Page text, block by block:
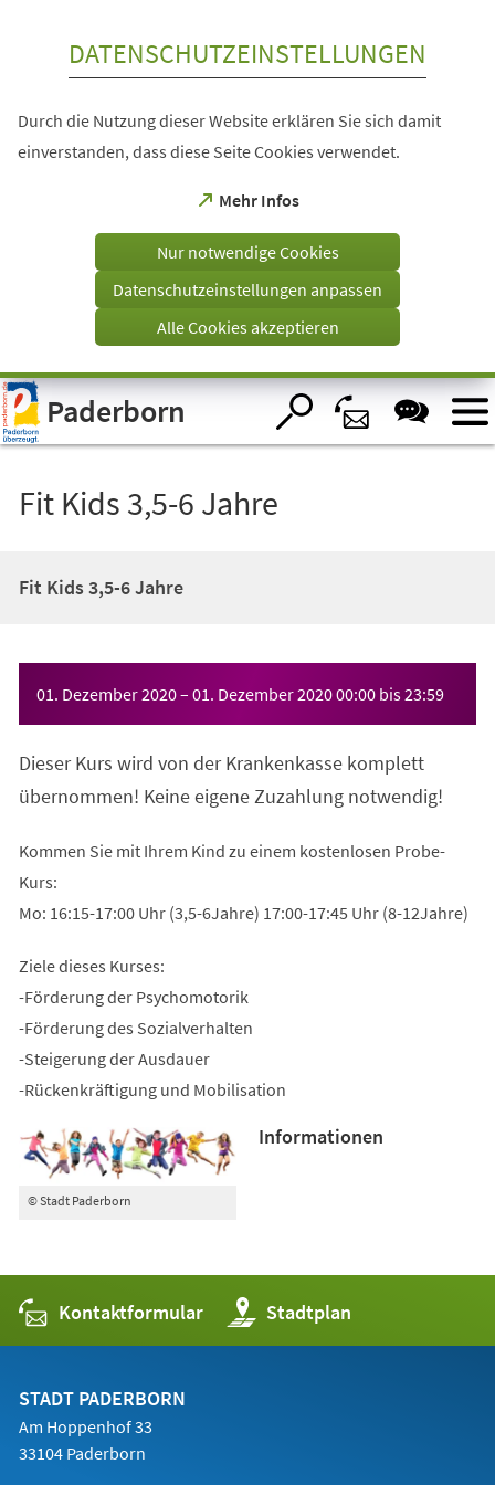
Visuelle
Assistenzsoftware
öffnen.
DATENSCHUTZEINSTELLUNGEN
Durch die Nutzung dieser Website erklären Sie sich damit
einverstanden, dass diese Seite Cookies verwendet.
Mehr Infos
(Öffnet
einem
Tab)
Nur notwendige Cookies
Datenschutzeinstellungen anpassen
Alle Cookies akzeptieren
Paderborn
Fit Kids 3,5-6 Jahre
Fit Kids 3,5-6 Jahre
01. Dezember 2020– 01. Dezember 202000:00 bis23:59
Dieser Kurs wird von der Krankenkasse komplett
übernommen! Keine eigene Zuzahlung notwendig!
Kommen Sie mit Ihrem Kind zu einem kostenlosen Probe-
Kurs:
Mo: 16:15-17:00 Uhr (3,5-6Jahre) 17:00-17:45 Uhr (8-12Jahre)
Ziele dieses Kurses:
-Förderung der Psychomotorik
-Förderung des Sozialverhalten
-Steigerung der Ausdauer
-Rückenkräftigung und Mobilisation
© Stadt Paderborn
Informationen
Kontaktformular Stadtplan
(Öffnet
in
einem
STADT PADERBORN
Am Hoppenhof 33
33104 Paderborn